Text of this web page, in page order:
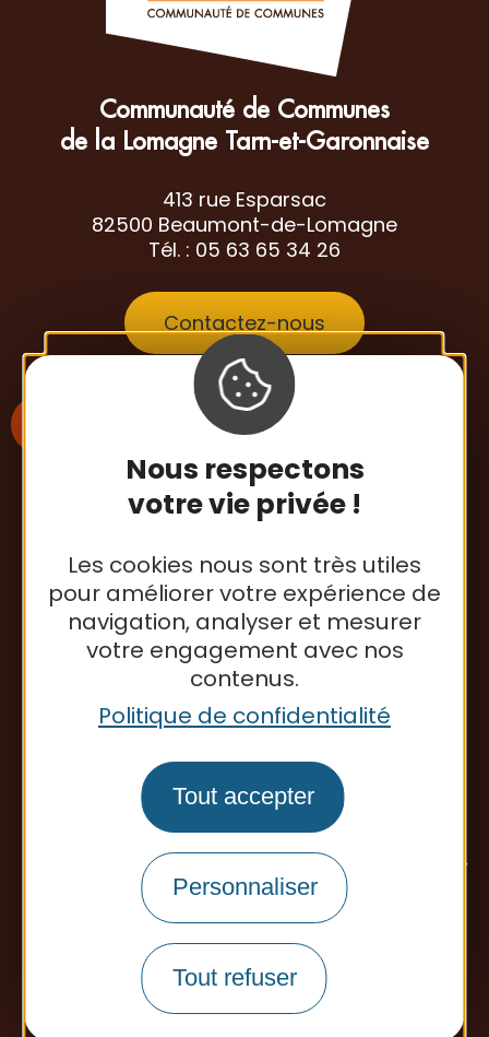
Nous respectons
votre vie privée !
Les cookies nous sont très utiles
pour améliorer votre expérience de
navigation, analyser et mesurer
votre engagement avec nos
contenus.
Politique de confidentialité
Tout accepter
Personnaliser
Tout refuser
Communauté de Communes
de la Lomagne Tarn-et-Garonnaise
413 rue Esparsac
82500 Beaumont-de-Lomagne
Tél. : 05 63 65 34 26
Contactez-nous
S'inscrire à la newsletter
Office de tourisme